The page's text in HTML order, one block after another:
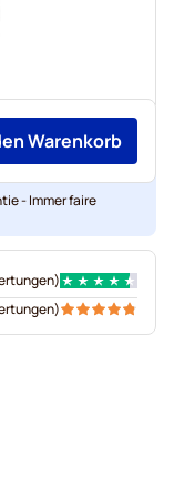
Warenkorb
- Immer faire
)
)